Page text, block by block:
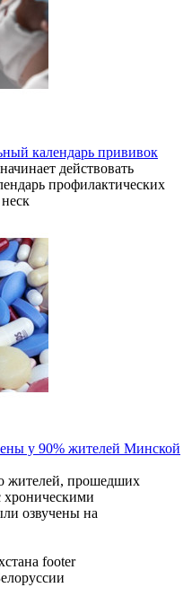
календарь прививок
действовать
профилактических
у 90% жителей Минской
жителей, прошедших
хроническими
озвучены на